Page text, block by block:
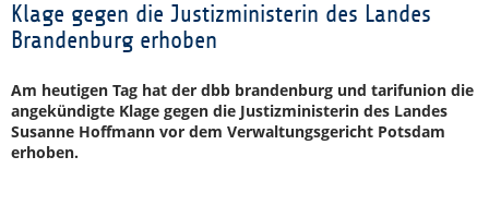
Klage gegen die Justizministerin des Landes
Brandenburg erhoben
Am heutigen Tag hat der dbb brandenburg und tarifunion die
angekündigte Klage gegen die Justizministerin des Landes
Susanne Hoffmann vor dem Verwaltungsgericht Potsdam
erhoben.